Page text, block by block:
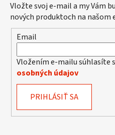
Vložte svoj e-mail a my Vám
nových produktoch na našom
Email
Vložením e-mailu súhlasíte s
osobných údajov
PRIHLÁSIŤ SA